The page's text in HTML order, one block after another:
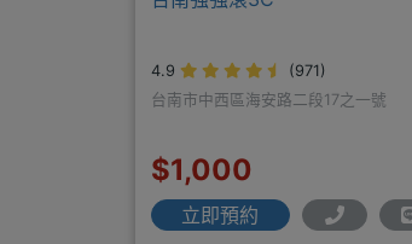
4.9
(971)
台南市中西區海安路二段17之一號
$1,000
立即預約